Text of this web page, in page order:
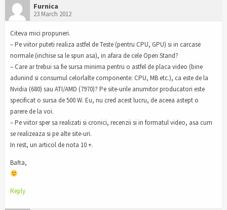
Furnica
23 March 2012
Citeva mici propuneri.
– Pe viitor puteti realiza astfel de Teste (pentru CPU, GPU) si in carcase
normale (inchise sa le spun asa), in afara de cele Open Stand?
– Care ar trebui sa fie sursa minima pentru o astfel de placa video (bine
adunind si consumul celorlalte componente: CPU, MB etc.), ca este de la
Nvidia (680) sau ATI/AMD (7970)? Pe site-urile anumitor producatori este
specificat o sursa de 500 W. Eu, nu cred acest lucru, de aceea astept o
parere de la voi.
– Pe viitor sper sa realizati si cronici, recenzii si in formatul video, asa cum
se realizeaza si pe alte site-uri.
In rest, un articol de nota 10 +.
Bafta,
Reply